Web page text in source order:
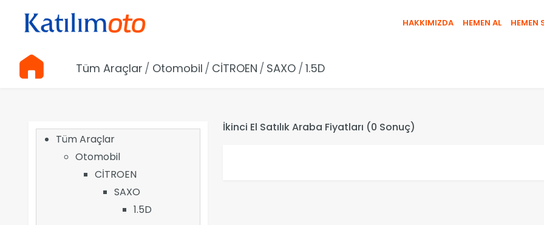
HAKKIMIZDA HEMEN AL HEMEN
Tüm Araçlar Otomobil CİTROEN SAXO 1.5D
Tüm Araçlar
Otomobil
CİTROEN
SAXO
1.5D
İkinci El Satılık Araba Fiyatları (0 Sonuç)